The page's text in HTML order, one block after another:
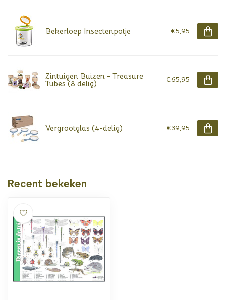
Bekerloep Insectenpotje €5,95
Zintuigen Buizen - Treasure
Tubes (8 delig) €65,95
Vergrootglas (4-delig) €39,95
Recent bekeken